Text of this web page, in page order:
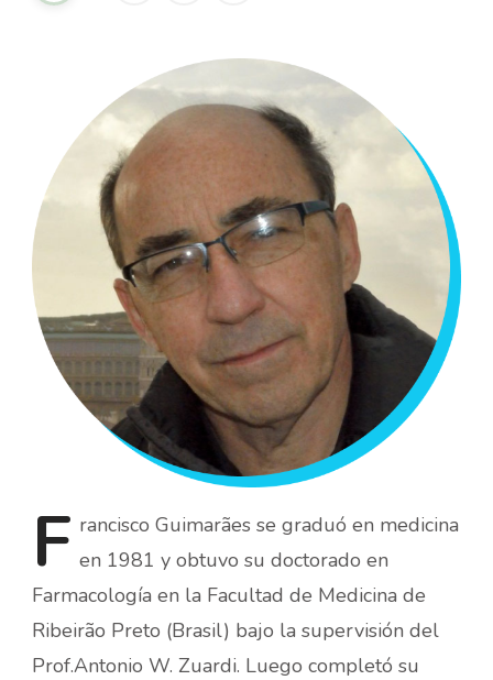
F rancisco Guimarães se graduó en medicina
en 1981 y obtuvo su doctorado en
Farmacología en la Facultad de Medicina de
Ribeirão Preto (Brasil) bajo la supervisión del
Prof.Antonio W. Zuardi. Luego completó su